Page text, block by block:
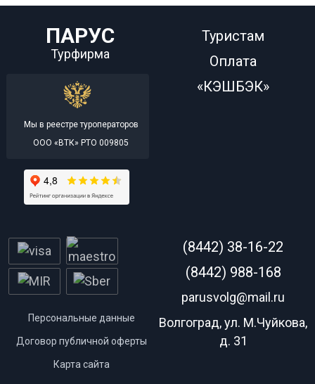
ПАРУС
Турфирма
Мы в реестре туроператоров
ООО «ВТК» РТО 009805
Туристам
Оплата
«КЭШБЭК»
Персональные данные
Договор публичной оферты
Карта сайта
(8442) 38-16-22
(8442) 988-168
parusvolg@mail.ru
Волгоград, ул. М.Чуйкова,
д. 31